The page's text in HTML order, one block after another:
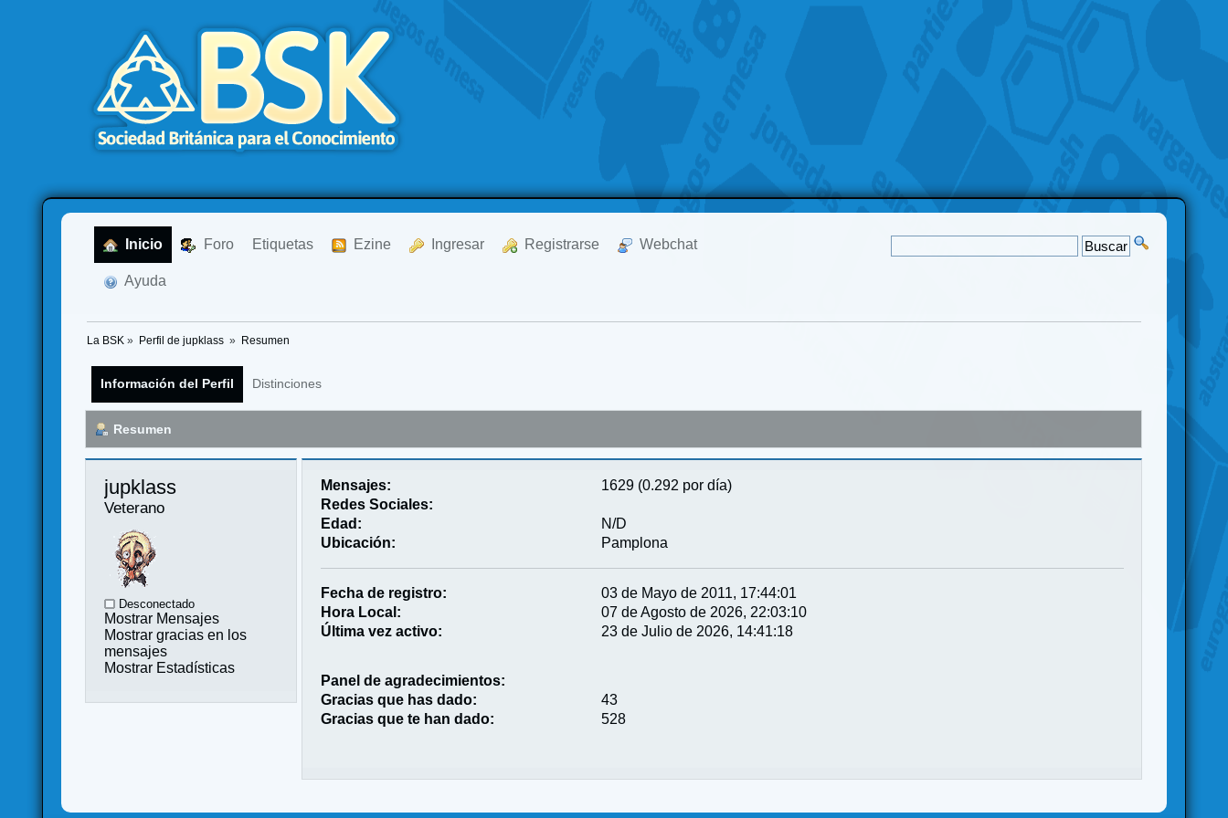
Inicio Foro Etiquetas Ezine Ingresar Registrarse Webchat
Ayuda
La BSK » Perfil de jupklass » Resumen
Información del Perfil Distinciones
Resumen
jupklass
Veterano
Desconectado
Mostrar Mensajes
Mostrar gracias en los
mensajes
Mostrar Estadísticas
Mensajes:
1629 (0.292 por día)
Redes Sociales:
Edad:
N/D
Ubicación:
Pamplona
Fecha de registro:
03 de Mayo de 2011, 17:44:01
Hora Local:
07 de Agosto de 2026, 22:03:10
Última vez activo:
23 de Julio de 2026, 14:41:18
Panel de agradecimientos:
Gracias que has dado:
43
Gracias que te han dado:
528